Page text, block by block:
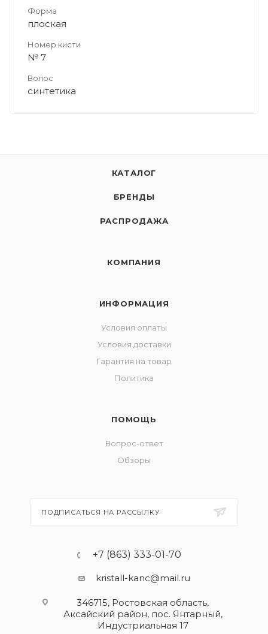
Форма
плоская
Номер кисти
№ 7
Волос
синтетика
КАТАЛОГ
БРЕНДЫ
РАСПРОДАЖА
КОМПАНИЯ
ИНФОРМАЦИЯ
Условия оплаты
Условия доставки
Гарантия на товар
Политика
ПОМОЩЬ
Вопрос-ответ
Обзоры
ПОДПИСАТЬСЯ НА РАССЫЛКУ
+7 (863) 333-01-70
kristall-kanc@mail.ru
346715, Ростовская область​,
Аксайский район, пос. Янтарный,
Индустриальная 17